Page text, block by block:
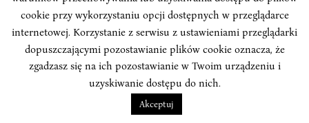
TYGODNIK – AZJA
cookie przy wykorzystaniu opcji dostępnych w przeglądarce
internetowej. Korzystanie z serwisu z ustawieniami przeglądarki
dopuszczającymi pozostawianie plików cookie oznacza, że
zgadzasz się na ich pozostawianie w Twoim urządzeniu i
uzyskiwanie dostępu do nich.
Akceptuj